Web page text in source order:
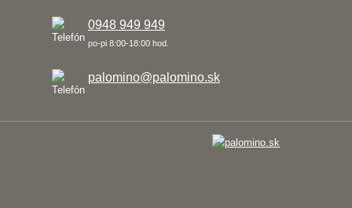
0948 949 949
po-pi 8:00-18:00 hod.
palomino@palomino.sk